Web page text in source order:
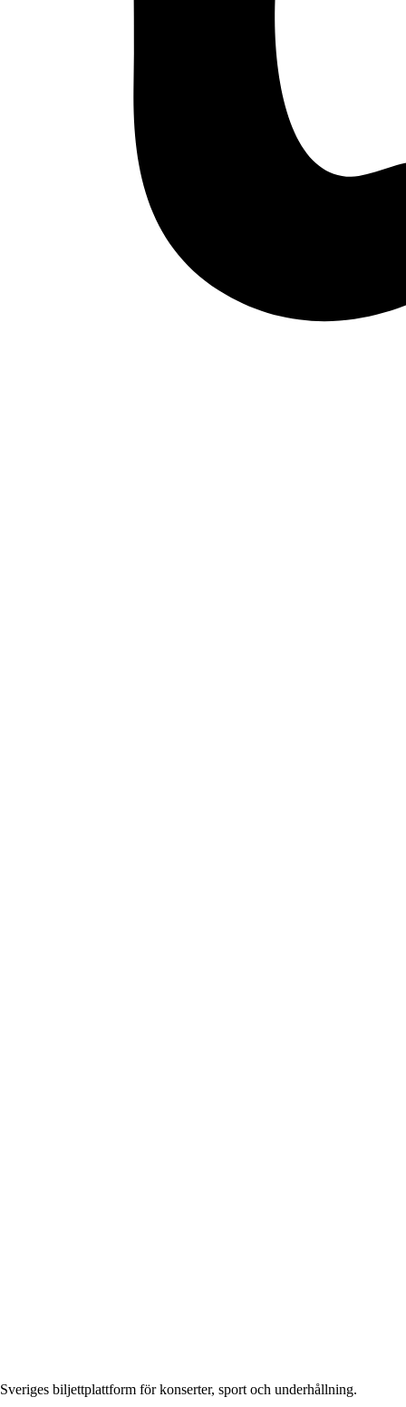
Sveriges biljettplattform för konserter, sport och underhållning.